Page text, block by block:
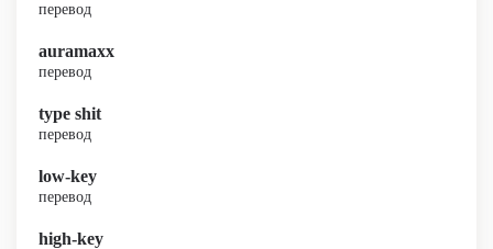
перевод
auramaxx
перевод
type shit
перевод
low-key
перевод
high-key